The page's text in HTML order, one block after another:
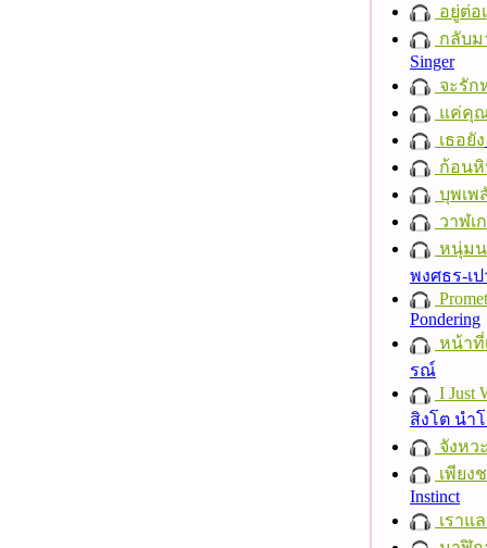
อยู่ต่อ
กลับม
Singer
จะรัก
แค่คุ
เธอยัง
ก้อน
บุพเพ
วาฬเ
หนุ่มน
พงศธร-เ
Pondering
หน้าที่
รณ์
I Just
สิงโต นำ
จังหว
เพียง
Instinct
เราแ